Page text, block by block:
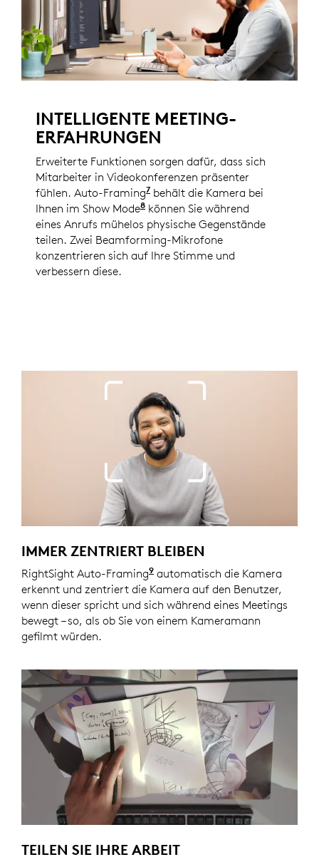
INTELLIGENTE MEETING-
ERFAHRUNGEN
Erweiterte Funktionen sorgen dafür, dass sich
Mitarbeiter in Videokonferenzen präsenter
fühlen. Auto-Framing7 Verfügbar mit Logi Tune.
behält die Kamera bei
Ihnen im Show Mode8 Verfügbar mit Logi Tune.
können Sie während
eines Anrufs mühelos physische Gegenstände
teilen. Zwei Beamforming-Mikrofone
konzentrieren sich auf Ihre Stimme und
verbessern diese.
IMMER ZENTRIERT BLEIBEN
RightSight Auto-Framing9 Verfügbar mit Logi Tune.
automatisch die Kamera
erkennt und zentriert die Kamera auf den Benutzer,
wenn dieser spricht und sich während eines Meetings
bewegt – so, als ob Sie von einem Kameramann
gefilmt würden.
TEILEN SIE IHRE ARBEIT